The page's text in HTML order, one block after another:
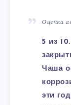
Оценка
5 из
Чаша
эти